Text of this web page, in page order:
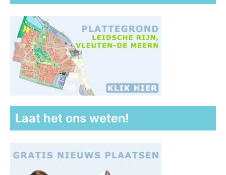
Laat het ons weten!